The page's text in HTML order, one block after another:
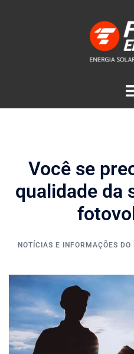
Você se
qualidade da
NOTÍCIAS E INFORMAÇÕES